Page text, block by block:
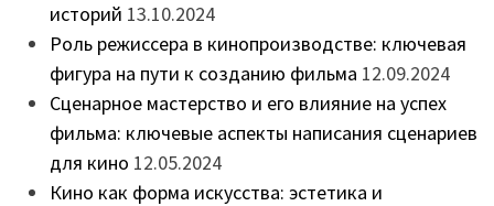
историй 13.10.2024
Роль режиссера в кинопроизводстве: ключевая
фигура на пути к созданию фильма 12.09.2024
Сценарное мастерство и его влияние на успех
фильма: ключевые аспекты написания сценариев
для кино 12.05.2024
Кино как форма искусства: эстетика и